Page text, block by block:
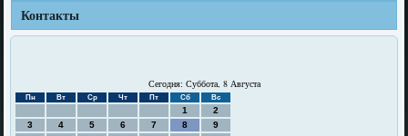
Контакты
Сегодня: Суббота, 8 Августа
Пн Вт Ср Чт Пт Сб Вс
1
2
3
4 5 6 7 8
9